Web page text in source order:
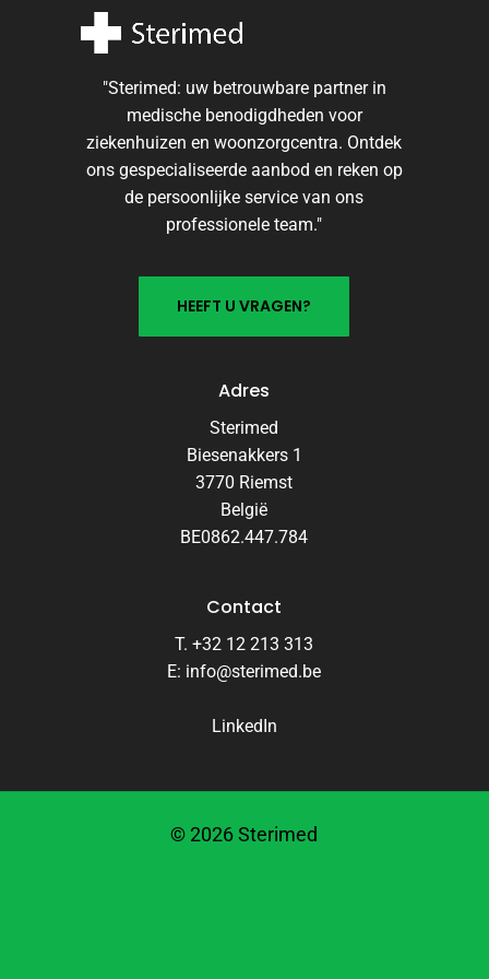
"Sterimed: uw betrouwbare partner in
medische benodigdheden voor
ziekenhuizen en woonzorgcentra. Ontdek
ons gespecialiseerde aanbod en reken op
de persoonlijke service van ons
professionele team."
HEEFT U VRAGEN?
Adres
Sterimed
Biesenakkers 1
3770 Riemst
België
BE0862.447.784
Contact
T. +32 12 213 313
E: info@sterimed.be
LinkedIn
© 2026Sterimed
Online direct uw antwoord